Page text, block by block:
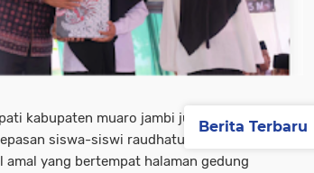
kabupaten muaro jambi junaidi h mahir
siswa-siswi raudhatul athfal dan
yang bertempat halaman gedung
Berita Terbaru